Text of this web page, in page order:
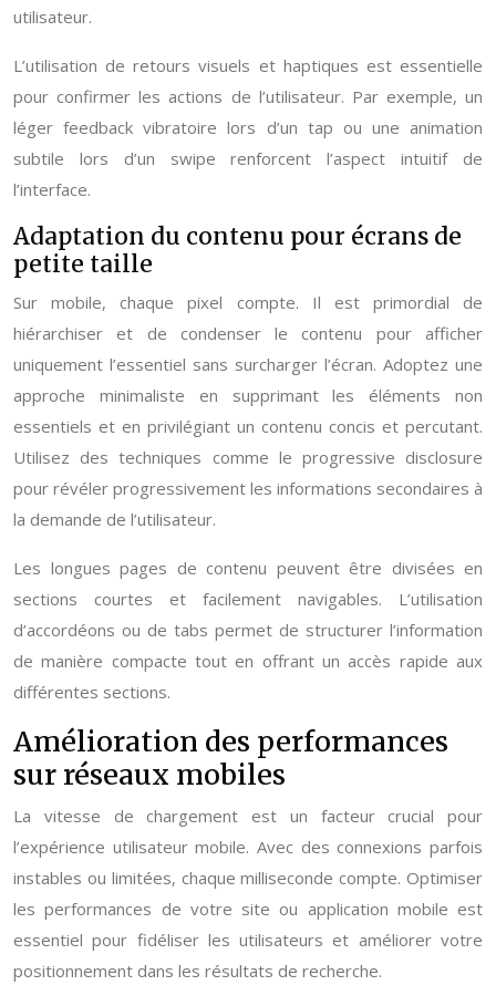
utilisateur.
L’utilisation de retours visuels et haptiques est essentielle
pour confirmer les actions de l’utilisateur. Par exemple, un
léger feedback vibratoire lors d’un tap ou une animation
subtile lors d’un swipe renforcent l’aspect intuitif de
l’interface.
Adaptation du contenu pour écrans de
petite taille
Sur mobile, chaque pixel compte. Il est primordial de
hiérarchiser et de condenser le contenu pour afficher
uniquement l’essentiel sans surcharger l’écran. Adoptez une
approche minimaliste en supprimant les éléments non
essentiels et en privilégiant un contenu concis et percutant.
Utilisez des techniques comme le progressive disclosure
pour révéler progressivement les informations secondaires à
la demande de l’utilisateur.
Les longues pages de contenu peuvent être divisées en
sections courtes et facilement navigables. L’utilisation
d’accordéons ou de tabs permet de structurer l’information
de manière compacte tout en offrant un accès rapide aux
différentes sections.
Amélioration des performances
sur réseaux mobiles
La vitesse de chargement est un facteur crucial pour
l’expérience utilisateur mobile. Avec des connexions parfois
instables ou limitées, chaque milliseconde compte. Optimiser
les performances de votre site ou application mobile est
essentiel pour fidéliser les utilisateurs et améliorer votre
positionnement dans les résultats de recherche.